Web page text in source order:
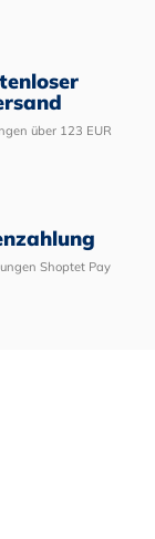
über 123 EUR
Shoptet Pay